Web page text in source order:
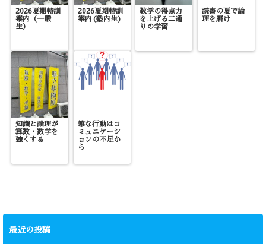
2026夏期特訓
案内（一般
生）
2026夏期特訓
案内(塾内生)
数学の得点力
を上げる二通
りの学習
読書の夏で論
理を磨け
知識と論理が
算数・数学を
強くする
雑な行動はコ
ミュニケーシ
ョンの不足か
ら
最近の投稿